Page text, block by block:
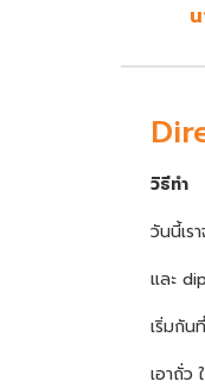
วิธีทำ
วันนี้เร
และ
เริ่มกัน
เอาถั่ว